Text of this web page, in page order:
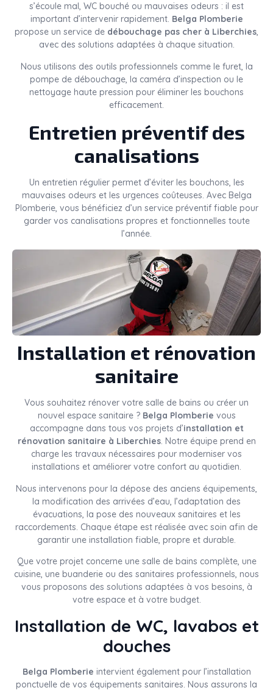
s’écoule mal, WC bouché ou mauvaises odeurs : il est
important d’intervenir rapidement. Belga Plomberie
propose un service de débouchage pas cher à Liberchies,
avec des solutions adaptées à chaque situation.
Nous utilisons des outils professionnels comme le furet, la
pompe de débouchage, la caméra d’inspection ou le
nettoyage haute pression pour éliminer les bouchons
efficacement.
Entretien préventif des
canalisations
Un entretien régulier permet d’éviter les bouchons, les
mauvaises odeurs et les urgences coûteuses. Avec Belga
Plomberie, vous bénéficiez d’un service préventif fiable pour
garder vos canalisations propres et fonctionnelles toute
l’année.
Installation et rénovation
sanitaire
Vous souhaitez rénover votre salle de bains ou créer un
nouvel espace sanitaire ? Belga Plomberie vous
accompagne dans tous vos projets d’installation et
rénovation sanitaire à Liberchies. Notre équipe prend en
charge les travaux nécessaires pour moderniser vos
installations et améliorer votre confort au quotidien.
Nous intervenons pour la dépose des anciens équipements,
la modification des arrivées d’eau, l’adaptation des
évacuations, la pose des nouveaux sanitaires et les
raccordements. Chaque étape est réalisée avec soin afin de
garantir une installation fiable, propre et durable.
Que votre projet concerne une salle de bains complète, une
cuisine, une buanderie ou des sanitaires professionnels, nous
vous proposons des solutions adaptées à vos besoins, à
votre espace et à votre budget.
Installation de WC, lavabos et
douches
Belga Plomberie intervient également pour l’installation
ponctuelle de vos équipements sanitaires. Nous assurons la